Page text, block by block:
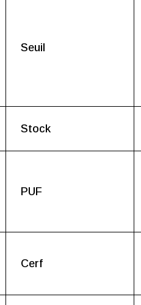
Seuil
Stock
PUF
Cerf